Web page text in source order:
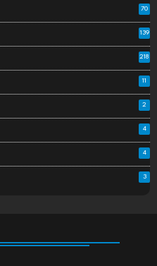
70
139
218
11
2
4
4
3